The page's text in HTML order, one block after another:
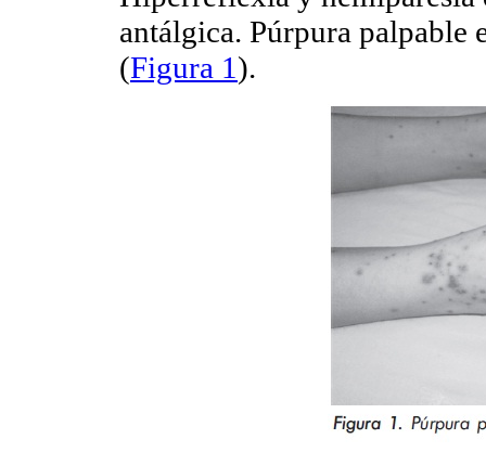
antálgica. Púrpura palpable
(Figura 1 ).